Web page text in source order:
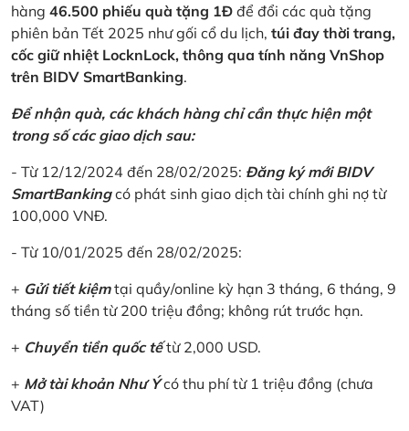
hàng 46.500 phiếu quà tặng 1Đ để đổi các quà tặng
phiên bản Tết 2025 như gối cổ du lịch, túi đay thời trang,
cốc giữ nhiệt LocknLock, thông qua tính năng VnShop
trên BIDV SmartBanking.
Để nhận quà, các khách hàng chỉ cần thực hiện một
trong số các giao dịch sau:
- Từ 12/12/2024 đến 28/02/2025: Đăng ký mới BIDV
SmartBankingcó phát sinh giao dịch tài chính ghi nợ từ
100,000 VNĐ.
- Từ 10/01/2025 đến 28/02/2025:
+ Gửi tiết kiệmtại quầy/online kỳ hạn 3 tháng, 6 tháng, 9
tháng số tiền từ 200 triệu đồng; không rút trước hạn.
+ Chuyển tiền quốc tếtừ 2,000 USD.
+ Mở tài khoản Như Ýcó thu phí từ 1 triệu đồng (chưa
VAT)